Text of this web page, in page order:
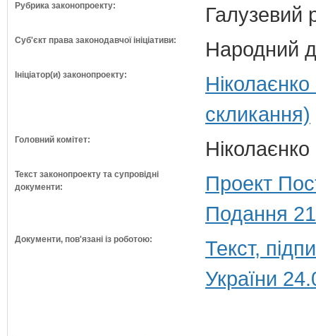
Рубрика законопроекту: Галузевий
Суб'єкт права законодавчої ініціативи: Народний
Ініціатор(и) законопроекту:
скликання)
Головний комітет:
Текст законопроекту та супровідні
документи:
Проект
Подання
Документи, пов'язані із роботою:
Текст,
України